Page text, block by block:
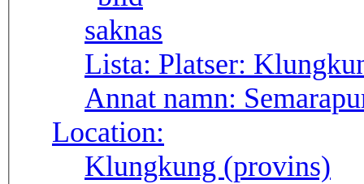
Lista: Platser:
Annat namn:
Location:
Klungkung (provins)